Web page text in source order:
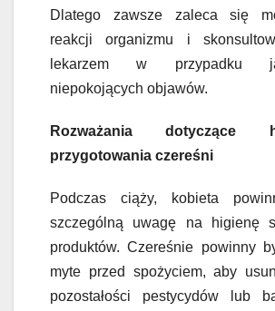
Dlatego zawsze zaleca się
reakcji organizmu i
lekarzem w przypadku
niepokojących objawów.
Rozważania
przygotowania czereśni
Podczas ciąży, kobieta
szczególną uwagę na higienę
produktów. Czereśnie powinny
myte przed spożyciem, aby
pozostałości pestycydów lub